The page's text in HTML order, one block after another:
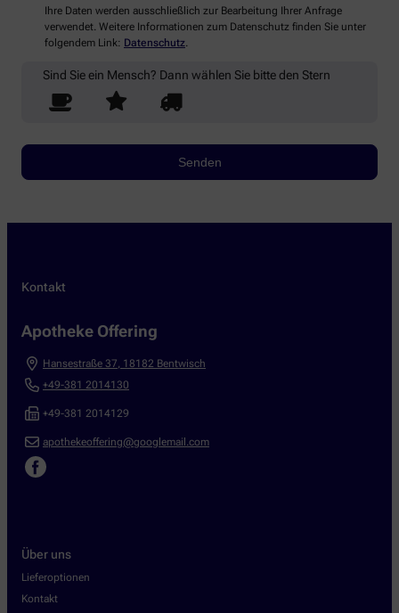
Ihre Daten werden ausschließlich zur Bearbeitung Ihrer Anfrage
verwendet. Weitere Informationen zum Datenschutz finden Sie unter
folgendem Link: Datenschutz.
Sind Sie ein Mensch? Dann wählen Sie bitteden Stern
Kontakt
Apotheke Offering
Hansestraße 37, 18182 Bentwisch
+49-381 2014130
+49-381 2014129
apothekeoffering@googlemail.com
Über uns
Lieferoptionen
Kontakt